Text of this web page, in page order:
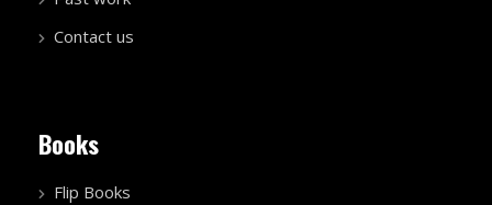
Contact us
Books
Flip Books